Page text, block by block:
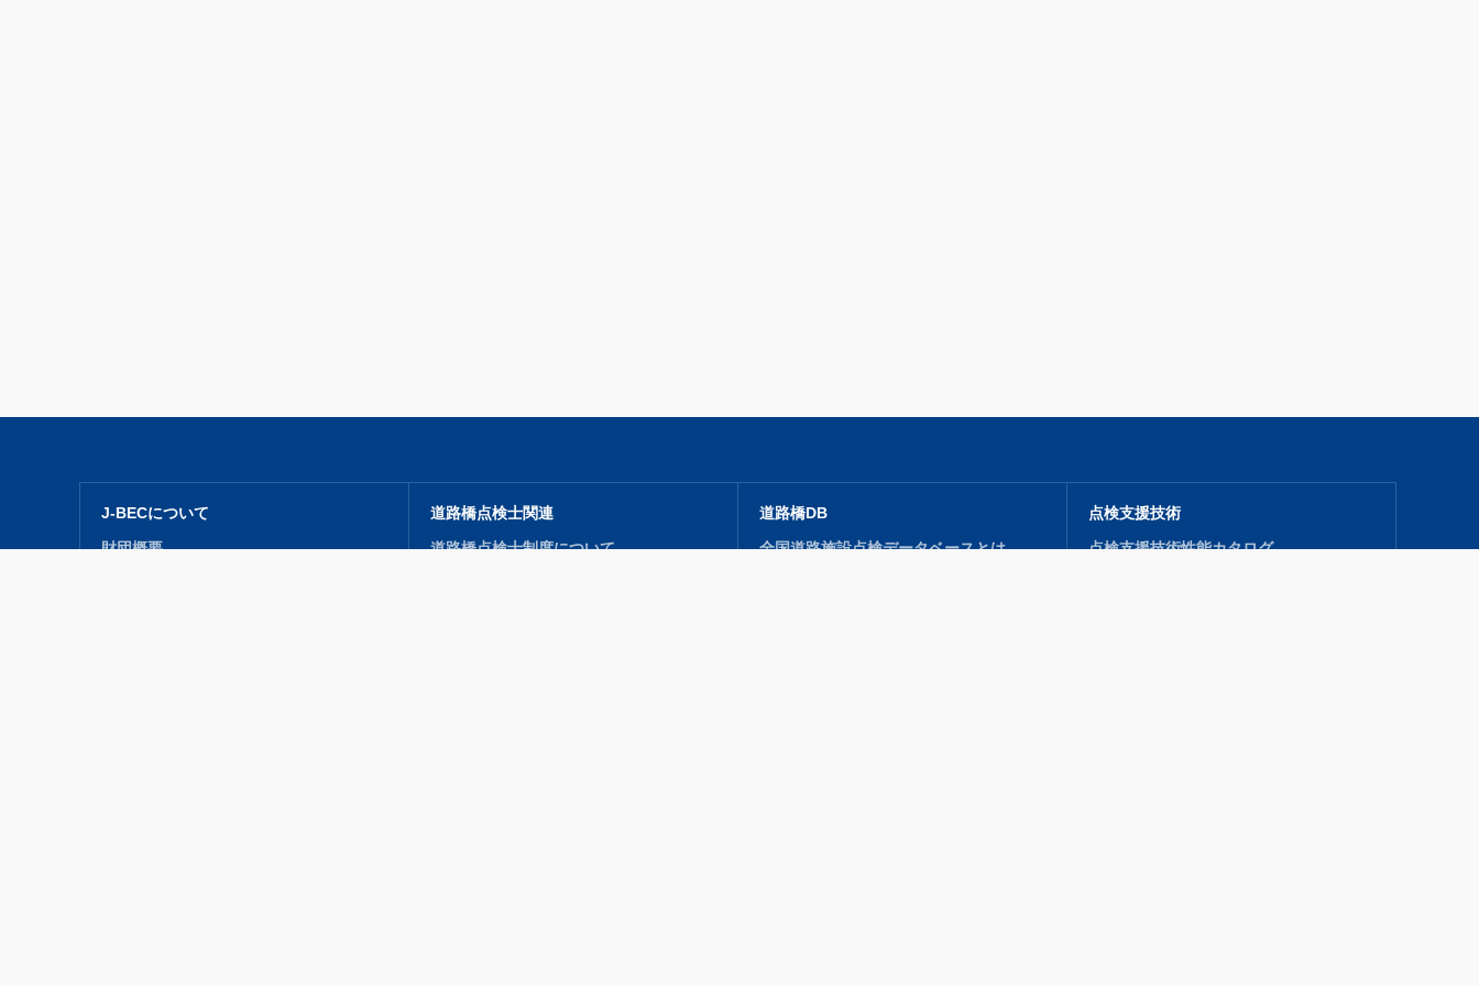
J-BECについて
財団概要
道路橋点検士関連
道路橋点検士制度について
道路橋DB
全国道路施設点検データベースとは
点検支援技術
点検支援技術性能カタログ